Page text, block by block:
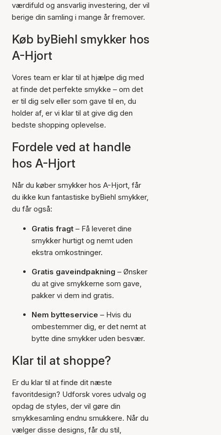
værdifuld og ansvarlig investering, der vil
berige din samling i mange år fremover.
Køb byBiehl smykker hos
A-Hjort
Vores team er klar til at hjælpe dig med
at finde det perfekte smykke – om det
er til dig selv eller som gave til en, du
holder af, er vi klar til at give dig den
bedste shopping oplevelse.
Fordele ved at handle
hos A-Hjort
Når du køber smykker hos A-Hjort, får
du ikke kun fantastiske byBiehl smykker,
du får også:
Gratis fragt – Få leveret dine
smykker hurtigt og nemt uden
ekstra omkostninger.
Gratis gaveindpakning – Ønsker
du at give smykkerne som gave,
pakker vi dem ind gratis.
Nem bytteservice – Hvis du
ombestemmer dig, er det nemt at
bytte dine smykker uden besvær.
Klar til at shoppe?
Er du klar til at finde dit næste
favoritdesign? Udforsk vores udvalg og
opdag de styles, der vil gøre din
smykkesamling endnu smukkere. Når du
vælger disse designs, får du stil,